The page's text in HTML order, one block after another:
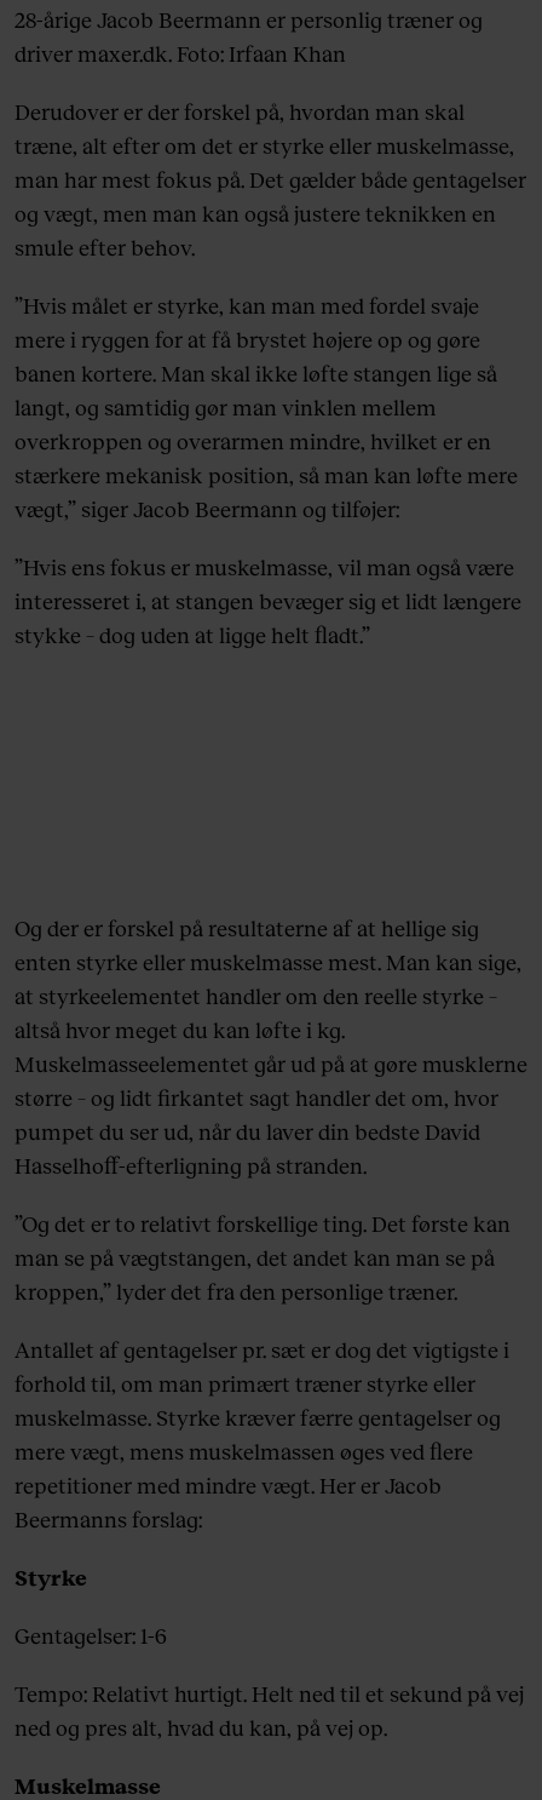
28-årige Jacob Beermann er personlig træner og
driver maxer.dk. Foto: Irfaan Khan
Derudover er der forskel på, hvordan man skal
træne, alt efter om det er styrke eller muskelmasse,
man har mest fokus på. Det gælder både gentagelser
og vægt, men man kan også justere teknikken en
smule efter behov.
”Hvis målet er styrke, kan man med fordel svaje
mere i ryggen for at få brystet højere op og gøre
banen kortere. Man skal ikke løfte stangen lige så
langt, og samtidig gør man vinklen mellem
overkroppen og overarmen mindre, hvilket er en
stærkere mekanisk position, så man kan løfte mere
vægt,” siger Jacob Beermann og tilføjer:
”Hvis ens fokus er muskelmasse, vil man også være
interesseret i, at stangen bevæger sig et lidt længere
stykke – dog uden at ligge helt fladt.”
Og der er forskel på resultaterne af at hellige sig
enten styrke eller muskelmasse mest. Man kan sige,
at styrkeelementet handler om den reelle styrke –
altså hvor meget du kan løfte i kg.
Muskelmasseelementet går ud på at gøre musklerne
større – og lidt firkantet sagt handler det om, hvor
pumpet du ser ud, når du laver din bedste David
Hasselhoff-efterligning på stranden.
”Og det er to relativt forskellige ting. Det første kan
man se på vægtstangen, det andet kan man se på
kroppen,” lyder det fra den personlige træner.
Antallet af gentagelser pr. sæt er dog det vigtigste i
forhold til, om man primært træner styrke eller
muskelmasse. Styrke kræver færre gentagelser og
mere vægt, mens muskelmassen øges ved flere
repetitioner med mindre vægt. Her er Jacob
Beermanns forslag:
Styrke
Gentagelser: 1-6
Tempo: Relativt hurtigt. Helt ned til et sekund på vej
ned og pres alt, hvad du kan, på vej op.
Muskelmasse